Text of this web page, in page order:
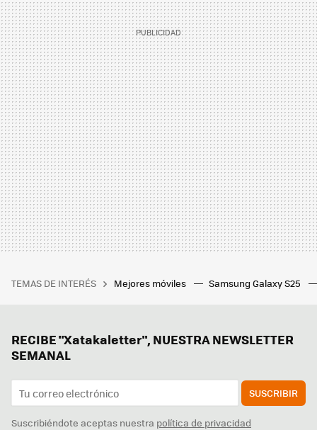
TEMAS DE INTERÉS Mejores móviles Samsung Galaxy S25
RECIBE "Xatakaletter", NUESTRA NEWSLETTER
SEMANAL
SUSCRIBIR
Suscribiéndote aceptas nuestra política de privacidad